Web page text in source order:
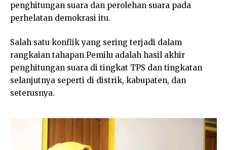
penghitungan suara dan perolehan suara pada
perhelatan demokrasi itu.
Salah satu konflik yang sering terjadi dalam
rangkaian tahapan Pemilu adalah hasil akhir
penghitungan suara di tingkat TPS dan tingkatan
selanjutnya seperti di distrik, kabupaten, dan
seterusnya.